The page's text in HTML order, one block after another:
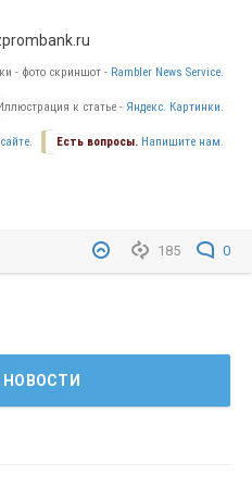
- фото скриншот - Rambler News Service.
к статье - Яндекс. Картинки.
Есть вопросы. Напишите нам.
185 0
НОВОСТИ